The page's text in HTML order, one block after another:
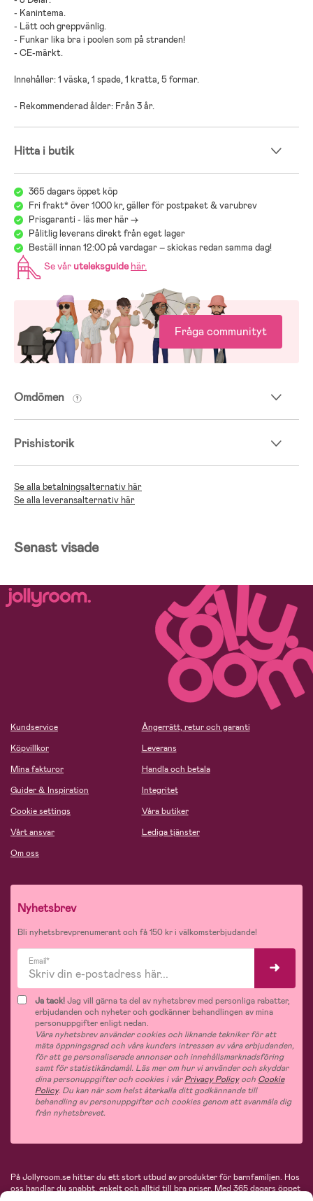
- Kanintema.
- Lätt och greppvänlig.
- Funkar lika bra i poolen som på stranden!
- CE-märkt.
Innehåller: 1 väska, 1 spade, 1 kratta, 5 formar.
- Rekommenderad ålder: Från 3 år.
Hitta i butik
365 dagars öppet köp
Fri frakt* över 1000 kr, gäller för postpaket & varubrev
Prisgaranti - läs mer här ->
Pålitlig leverans direkt från eget lager
Beställ innan 12:00 på vardagar – skickas redan samma dag!
Se vår uteleksguide här.
Fråga communityt
Omdömen
Prishistorik
Se alla betalningsalternativ här
Se alla leveransalternativ här
Senast visade
Kundservice
Köpvillkor
Mina fakturor
Guider & Inspiration
Cookie settings
Vårt ansvar
Om oss
Ångerrätt, retur och garanti
Leverans
Handla och betala
Integritet
Våra butiker
Lediga tjänster
Nyhetsbrev
Bli nyhetsbrevprenumerant och få 150 kr i välkomsterbjudande!
Email*
Ja tack!Jag vill gärna ta del av nyhetsbrev med personliga rabatter,
erbjudanden och nyheter och godkänner behandlingen av mina
personuppgifter enligt nedan.
Våra nyhetsbrev använder cookies och liknande tekniker för att
mäta öppningsgrad och våra kunders intressen av våra erbjudanden,
för att ge personaliserade annonser och innehållsmarknadsföring
samt för statistikändamål. Läs mer om hur vi använder och skyddar
dina personuppgifter och cookies i vårPrivacy Policyoch Cookie
Policy. Du kan när som helst återkalla ditt godkännande till
behandling av personuppgifter och cookies genom att avanmäla dig
från nyhetsbrevet.
På Jollyroom.se hittar du ett stort utbud av produkter för barnfamiljen. Hos
oss handlar du snabbt, enkelt och alltid till bra priser. Med 365 dagars öppet